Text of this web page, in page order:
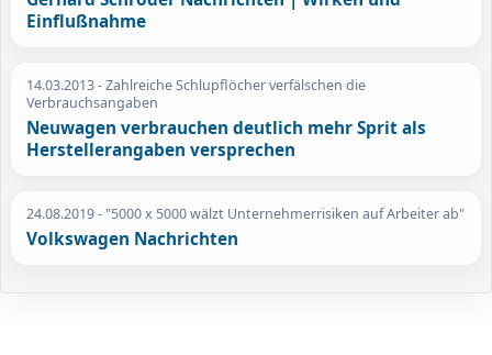
Einflußnahme
14.03.2013- Zahlreiche Schlupflöcher verfälschen die
Verbrauchsangaben
Neuwagen verbrauchen deutlich mehr Sprit als
Herstellerangaben versprechen
24.08.2019- "5000 x 5000 wälzt Unternehmerrisiken auf Arbeiter ab"
Volkswagen Nachrichten